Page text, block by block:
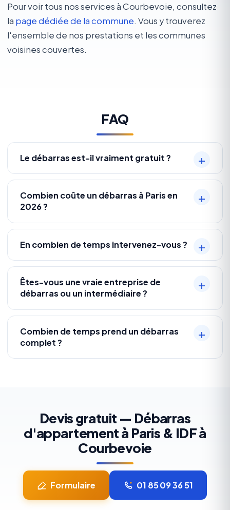
Pour voir tous nos services à Courbevoie, consultez
la page dédiée de la commune. Vous y trouverez
l'ensemble de nos prestations et les communes
voisines couvertes.
FAQ
Le débarras est-il vraiment gratuit ?
Combien coûte un débarras à Paris en
2026 ?
En combien de temps intervenez-vous ?
Êtes-vous une vraie entreprise de
débarras ou un intermédiaire ?
Combien de temps prend un débarras
complet ?
Devis gratuit — Débarras
d'appartement à Paris & IDF à
Courbevoie
Formulaire 01 85 09 36 51